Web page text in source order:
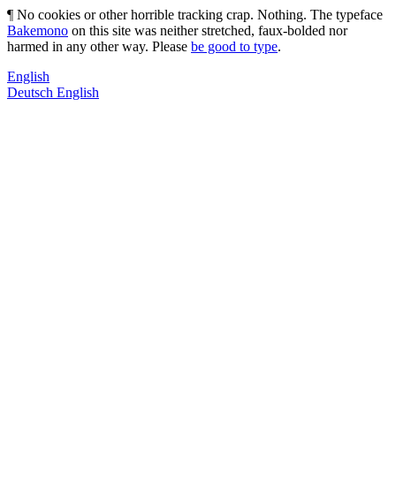
¶ No cookies or other horrible tracking crap. Nothing. The typeface
Bakemono on this site was neither stretched, faux-bolded nor
harmed in any other way. Please be good to type.
English
Deutsch English